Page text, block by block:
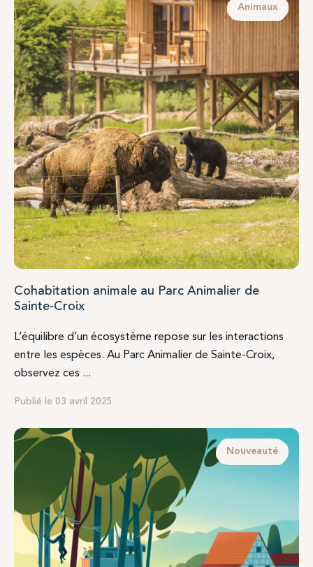
Animaux
Cohabitation animale au Parc Animalier de
Sainte-Croix
L’équilibre d’un écosystème repose sur les interactions
entre les espèces. Au Parc Animalier de Sainte-Croix,
observez ces ...
Publié le 03 avril 2025
Nouveauté